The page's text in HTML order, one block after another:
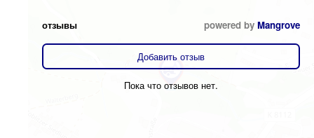
отзывы powered by Mangrove
Добавить отзыв
Пока что отзывов нет.